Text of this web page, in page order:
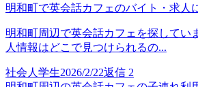
明和町で英会話カフェのバイト・求人
明和町周辺で英会話カフェを探してい
人情報はどこで見つけられるの...
社会人学生2026/2/22返信 2